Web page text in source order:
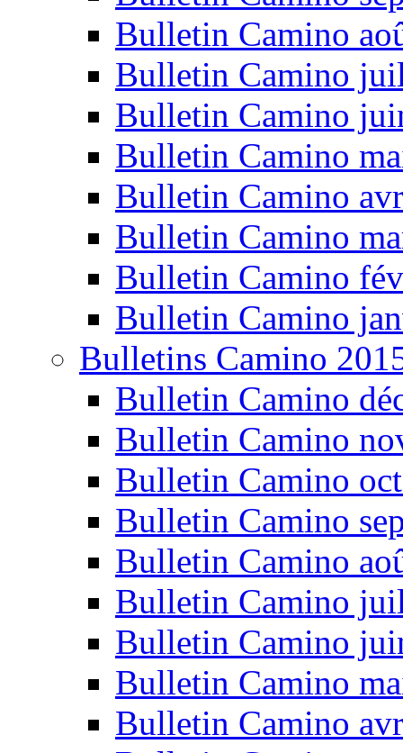
Bulletin Camino
Bulletin Camino
Bulletin Camino
Bulletin Camino
Bulletin Camino
Bulletin Camino
Bulletin Camino
Bulletin Camino
Bulletins Camino
Bulletin Camino
Bulletin Camino
Bulletin Camino
Bulletin Camino
Bulletin Camino
Bulletin Camino
Bulletin Camino
Bulletin Camino
Bulletin Camino